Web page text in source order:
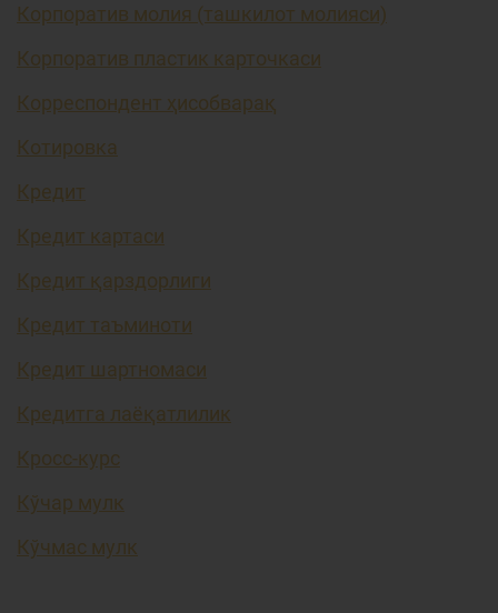
Корпоратив молия (ташкилот молияси)
Корпоратив пластик карточкаси
Корреспондент ҳисобварақ
Котировка
Кредит
Кредит картаси
Кредит қарздорлиги
Кредит таъминоти
Кредит шартномаси
Кредитга лаёқатлилик
Кросс-курс
Кўчар мулк
Кўчмас мулк